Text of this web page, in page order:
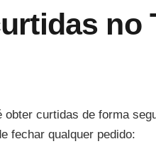
no
curtidas de forma
fechar qualquer pedido: